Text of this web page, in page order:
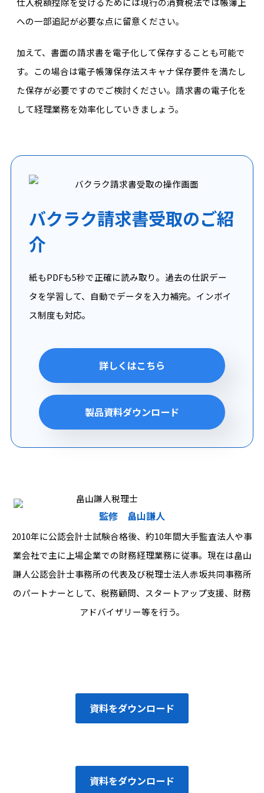
への一部追記が必要な点に留意ください。
加えて、書面の請求書を電子化して保存することも可能で
す。この場合は電子帳簿保存法スキャナ保存要件を満たし
た保存が必要ですのでご検討ください。請求書の電子化を
して経理業務を効率化していきましょう。
バクラク請求書受取のご紹
介
紙もPDFも5秒で正確に読み取り。過去の仕訳デー
タを学習して、自動でデータを入力補完。インボイ
ス制度も対応。
詳しくはこちら
製品資料ダウンロード
監修 畠山謙人
2010年に公認会計士試験合格後、約10年間大手監査法人や事
業会社で主に上場企業での財務経理業務に従事。現在は畠山
謙人公認会計士事務所の代表及び税理士法人赤坂共同事務所
のパートナーとして、税務顧問、スタートアップ支援、財務
アドバイザリー等を行う。
資料をダウンロード
資料をダウンロード